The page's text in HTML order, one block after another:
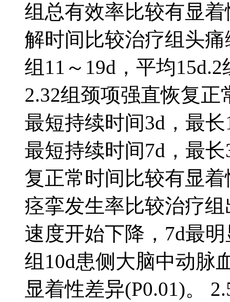
组总有效率比较有显
解时间比较治疗组头
组11～19d，平均
2.32组颈项强直恢复
最短持续时间3d，最
最短持续时间7d，最
复正常时间比较有显
痉挛发生率比较治疗
速度开始下降，7d最
组10d患侧大脑中动脉
显着性差异(P0.01)。